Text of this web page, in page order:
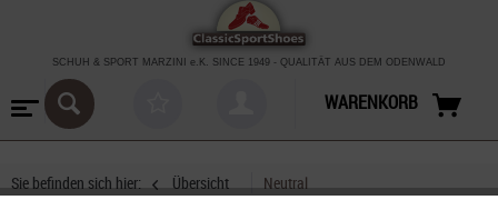
SCHUH & SPORT MARZINI e.K. SINCE 1949 - QUALITÄT AUS DEM ODENWALD
WARENKORB
Sie befinden sich hier: Übersicht Neutral